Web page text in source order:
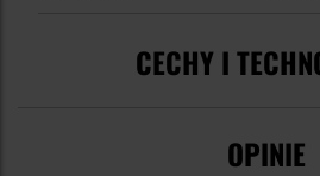
CECHY I
OPINIE